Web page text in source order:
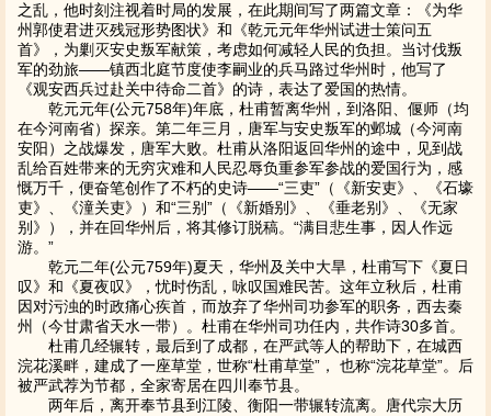
之乱，他时刻注视着时局的发展，在此期间写了两篇文章：《为华
州郭使君进灭残冠形势图状》和《乾元元年华州试进士策问五
首》，为剿灭安史叛军献策，考虑如何减轻人民的负担。当讨伐叛
军的劲旅——镇西北庭节度使李嗣业的兵马路过华州时，他写了
《观安西兵过赴关中待命二首》的诗，表达了爱国的热情。
乾元元年(公元758年)年底，杜甫暂离华州，到洛阳、偃师（均
在今河南省）探亲。第二年三月，唐军与安史叛军的邺城（今河南
安阳）之战爆发，唐军大败。杜甫从洛阳返回华州的途中，见到战
乱给百姓带来的无穷灾难和人民忍辱负重参军参战的爱国行为，感
慨万千，便奋笔创作了不朽的史诗——“三吏”（《新安吏》、《石壕
吏》、《潼关吏》）和“三别”（《新婚别》、《垂老别》、《无家
别》），并在回华州后，将其修订脱稿。“满目悲生事，因人作远
游。”
乾元二年(公元759年)夏天，华州及关中大旱，杜甫写下《夏日
叹》和《夏夜叹》，忧时伤乱，咏叹国难民苦。这年立秋后，杜甫
因对污浊的时政痛心疾首，而放弃了华州司功参军的职务，西去秦
州（今甘肃省天水一带）。杜甫在华州司功任内，共作诗30多首。
杜甫几经辗转，最后到了成都，在严武等人的帮助下，在城西
浣花溪畔，建成了一座草堂，世称“杜甫草堂”， 也称“浣花草堂”。后
被严武荐为节都，全家寄居在四川奉节县。
两年后，离开奉节县到江陵、衡阳一带辗转流离。唐代宗大历